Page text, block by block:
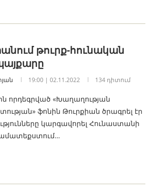
թուրք-հունական
19:00 | 02.11.2022 134 դիտում
որդեգրված «Խաղաղության
ֆոնին Թուրքիան ծրագրել էր
կարգավորել Հունաստանի